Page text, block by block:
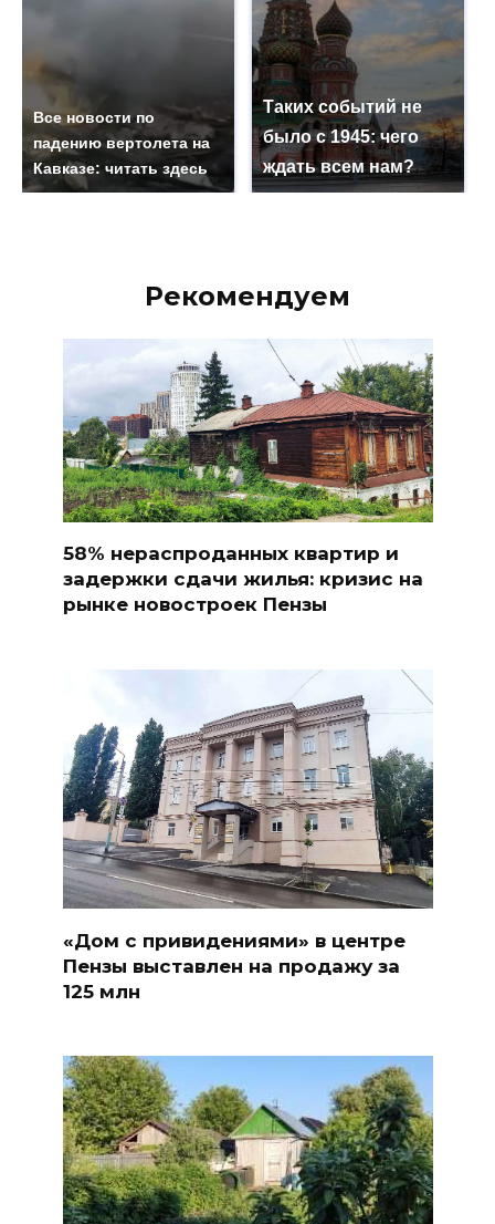
Все новости по
падению вертолета на
Кавказе: читать здесь
Таких событий не
было с 1945: чего
ждать всем нам?
Рекомендуем
58% нераспроданных квартир и
задержки сдачи жилья: кризис на
рынке новостроек Пензы
«Дом с привидениями» в центре
Пензы выставлен на продажу за
125 млн